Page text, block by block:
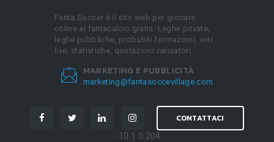
Fanta.Soccer è il sito web per giocare
online al fantacalcio gratis. Leghe private,
leghe pubbliche, probabili formazioni, voti
live, statistiche, quotazioni calciatori.
MARKETING E PUBBLICITÀ
marketing@fantasoccevillage.com
CONTATTACI
- 10.1.0.204